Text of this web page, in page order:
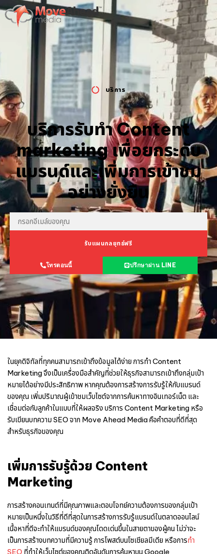
บริการ
บริการรับทำ Content
marketing เพื่อยกระดับ
แบรนด์และเพิ่มการเข้าชม
อย่างยั่งยืน
รับแผนกลยุทธ์ฟรี
โทรตอนนี้ ปรึกษาผ่าน LINE
ในยุคดิจิทัลที่ทุกคนสามารถเข้าถึงข้อมูลได้ง่าย การทำ Content
Marketing จึงเป็นเครื่องมือสำคัญที่ช่วยให้ธุรกิจสามารถเข้าถึงกลุ่มเป้า
หมายได้อย่างมีประสิทธิภาพ หากคุณต้องการสร้างการรับรู้ให้กับแบรนด์
ของคุณ เพิ่มปริมาณผู้เข้าชมเว็บไซต์จากการค้นหาทางอินเทอร์เน็ต และ
เชื่อมต่อกับลูกค้าในแบบที่ให้ผลจริง บริการ Content Marketing หรือ
รับเขียนบทความ SEOจาก Move Ahead Media คือคำตอบที่ดีที่สุด
สำหรับธุรกิจของคุณ
เพิ่มการรับรู้ด้วย Content
Marketing
การสร้างคอนเทนต์ที่มีคุณภาพและตอบโจทย์ความต้องการของกลุ่มเป้า
หมายเป็นหนึ่งในวิธีที่ดีที่สุดในการสร้างการรับรู้แบรนด์ในตลาดออนไลน์
เนื้อหาที่ดีจะทำให้แบรนด์ของคุณโดดเด่นขึ้นในสายตาของผู้คน ไม่ว่าจะ
เป็นการสร้างบทความที่มีความรู้ การโพสต์บนโซเชียลมีเดีย หรือการทำ
SEO ที่ทำให้เว็บไซต์ของคุณติดอันดับการค้นหาบน Google